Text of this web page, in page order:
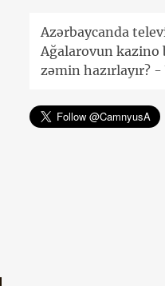
Azərbaycanda
Ağalarovun kazino
zəmin hazırlayır? -